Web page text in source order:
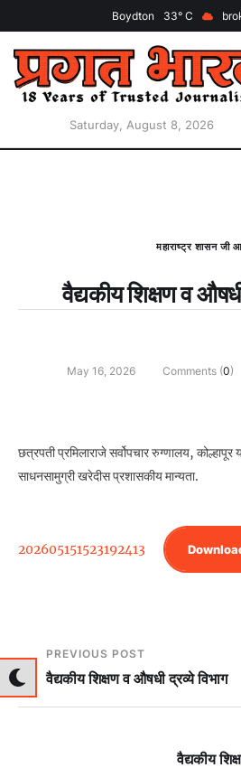
Boydton 33
Saturday, August 8, 2026
महाराष्ट्र शासन जी
वैद्यकीय शिक्षण व
May 16, 2026 Comments (0)
छत्रपती प्रमिलाराजे सर्वोपचार रुग्णालय,
साधनसामुग्री खरेदीस प्रशासकीय मान्यता.
202605151523192413
PREVIOUS POST
वैद्यकीय शिक्षण व औषधी द्रव्‍ये विभाग
वैद्यकीय